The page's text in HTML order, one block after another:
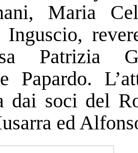
Maria
Inguscio,
Patrizia
Papardo.
dai soci del
ed